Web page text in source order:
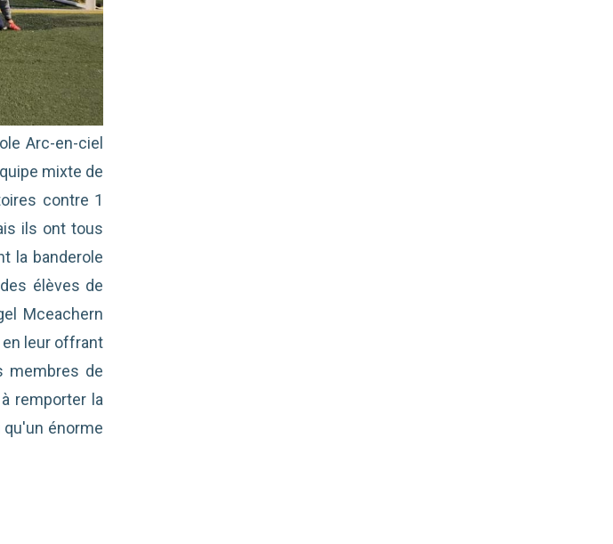
Arc-en-ciel
mixte de
contre 1
ils ont tous
la banderole
élèves de
Mceachern
leur offrant
membres de
remporter la
énorme